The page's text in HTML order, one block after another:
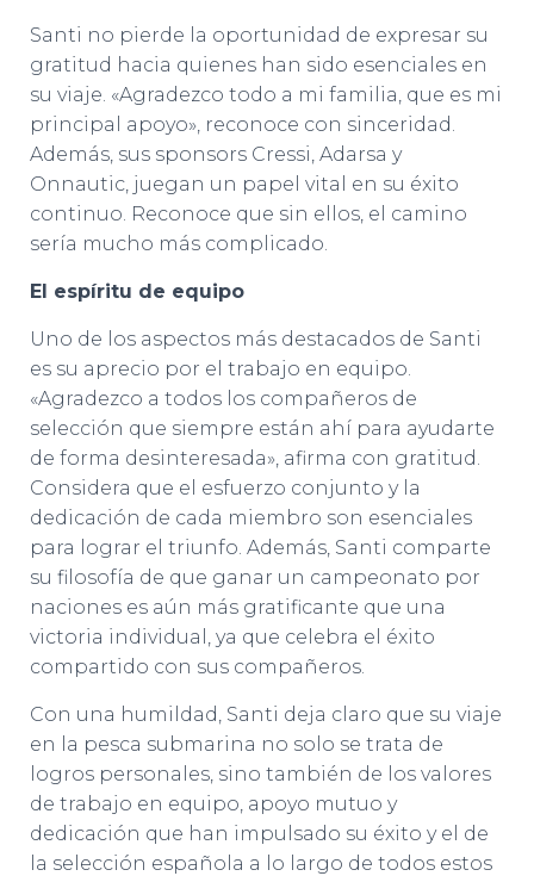
Santi no pierde la oportunidad de expresar su
gratitud hacia quienes han sido esenciales en
su viaje. «Agradezco todo a mi familia, que es mi
principal apoyo», reconoce con sinceridad.
Además, sus sponsors Cressi, Adarsa y
Onnautic, juegan un papel vital en su éxito
continuo. Reconoce que sin ellos, el camino
sería mucho más complicado.
El espíritu de equipo
Uno de los aspectos más destacados de Santi
es su aprecio por el trabajo en equipo.
«Agradezco a todos los compañeros de
selección que siempre están ahí para ayudarte
de forma desinteresada», afirma con gratitud.
Considera que el esfuerzo conjunto y la
dedicación de cada miembro son esenciales
para lograr el triunfo. Además, Santi comparte
su filosofía de que ganar un campeonato por
naciones es aún más gratificante que una
victoria individual, ya que celebra el éxito
compartido con sus compañeros.
Con una humildad, Santi deja claro que su viaje
en la pesca submarina no solo se trata de
logros personales, sino también de los valores
de trabajo en equipo, apoyo mutuo y
dedicación que han impulsado su éxito y el de
la selección española a lo largo de todos estos